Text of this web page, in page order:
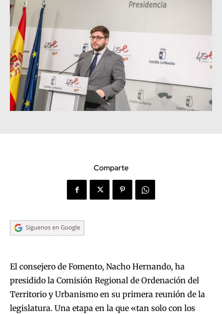
Comparte
El consejero de Fomento, Nacho Hernando, ha
presidido la Comisión Regional de Ordenación del
Territorio y Urbanismo en su primera reunión de la
legislatura. Una etapa en la que «tan solo con los